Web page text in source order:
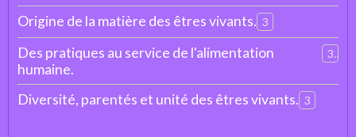
Origine de la matière des êtres vivants. 3
Des pratiques au service de l'alimentation
humaine.
3
Diversité, parentés et unité des êtres vivants. 3